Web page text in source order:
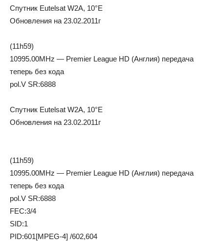
Cпутник Eutelsat W2A, 10°E
Oбнoвлeния нa 23.02.2011г
(11h59)
10995.00MHz — Premier League HD (Англия) передача
теперь без кода
pol.V SR:6888
Cпутник Eutelsat W2A, 10°E
Oбнoвлeния нa 23.02.2011г
(11h59)
10995.00MHz — Premier League HD (Англия) передача
теперь без кода
pol.V SR:6888
FEC:3/4
SID:1
PID:601[MPEG-4] /602,604